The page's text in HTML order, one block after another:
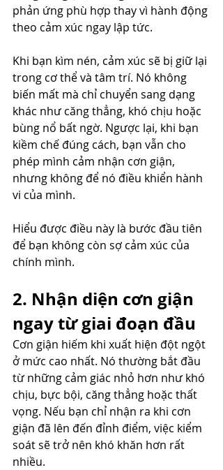
phản ứng phù hợp thay vì hành động
theo cảm xúc ngay lập tức.
Khi bạn kìm nén, cảm xúc sẽ bị giữ lại
trong cơ thể và tâm trí. Nó không
biến mất mà chỉ chuyển sang dạng
khác như căng thẳng, khó chịu hoặc
bùng nổ bất ngờ. Ngược lại, khi bạn
kiềm chế đúng cách, bạn vẫn cho
phép mình cảm nhận cơn giận,
nhưng không để nó điều khiển hành
vi của mình.
Hiểu được điều này là bước đầu tiên
để bạn không còn sợ cảm xúc của
chính mình.
2. Nhận diện cơn giận
ngay từ giai đoạn đầu
Cơn giận hiếm khi xuất hiện đột ngột
ở mức cao nhất. Nó thường bắt đầu
từ những cảm giác nhỏ hơn như khó
chịu, bực bội, căng thẳng hoặc thất
vọng. Nếu bạn chỉ nhận ra khi cơn
giận đã lên đến đỉnh điểm, việc kiểm
soát sẽ trở nên khó khăn hơn rất
nhiều.